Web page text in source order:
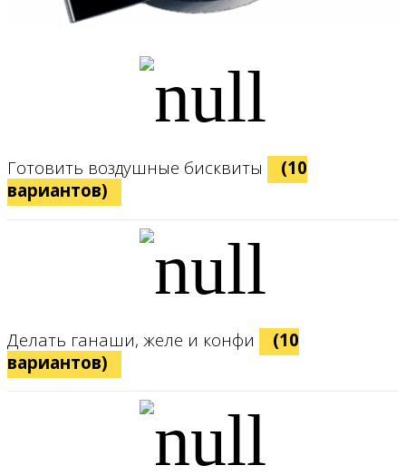
Готовить воздушные бисквиты
(10
вариантов)
Делать ганаши, желе и конфи
(10
вариантов)